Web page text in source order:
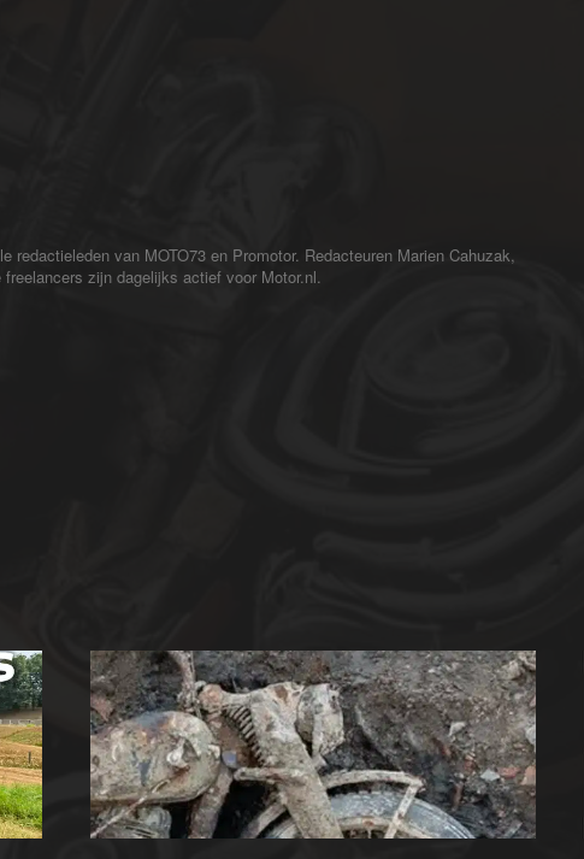
redactieleden van MOTO73 en Promotor. Redacteuren Marien Cahuzak,
zijn dagelijks actief voor Motor.nl.